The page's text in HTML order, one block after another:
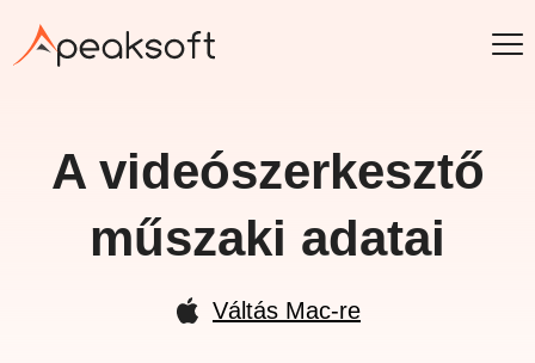
A videószerkesztő
műszaki adatai
Váltás Mac-re